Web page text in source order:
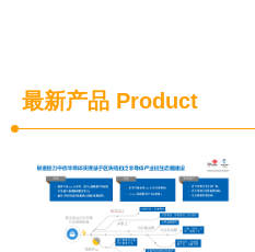
最新产品 Product